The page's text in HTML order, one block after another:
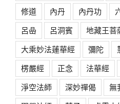
修道
內丹 內丹功
呂喦
呂洞賓 地藏王菩
大乘妙法蓮華經
彌陀
楞嚴經
正念 法華經
淨空法師
深妙禪偈 無